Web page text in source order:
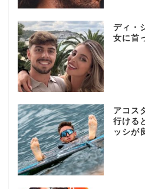
ディ・
女に首
アコス
行ける
ッシが